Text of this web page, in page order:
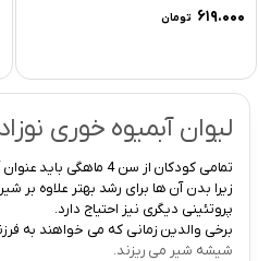
۶۱۹.۰۰۰ تومان
لیوان آبمیوه خوری
تمامی کودکان از سن 4 ماهگی باید عنوان آبیموه را میل کنند.
زیرا بدن آن ها برای رشد بهتر علاوه بر
پروتئینی دیگری نیز احتیاج دارد.
برخی والدین زمانی که می خواهند به
شیشه شیر می ریزند.